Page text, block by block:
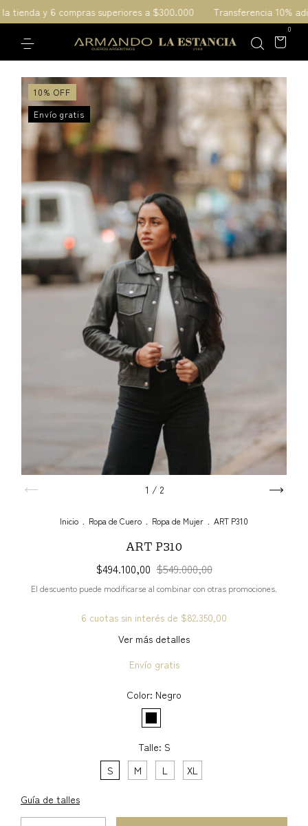
y 6 compras superiores a $300.000 Transferencia 10%
0
10% OFF
Envío gratis
1 / 2
Inicio Ropa de Cuero Ropa de Mujer ART P310
ART P310
$494.100,00 $549.000,00
El descuento puede modificarse al combinar con otras promociones.
6 cuotas sin interés de $82.350,00
Ver más detalles
Envío gratis
Color: Negro
Talle: S
S
M L XL
Guía de talles